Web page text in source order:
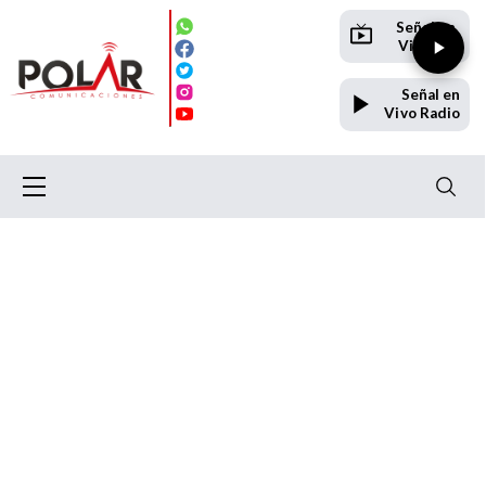
Señal en
Vivo TV
Señal en
Vivo Radio